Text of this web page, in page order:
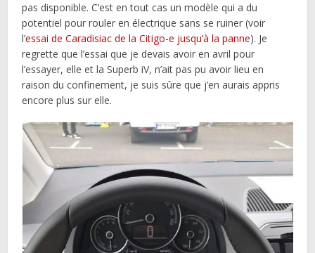
pas disponible. C’est en tout cas un modèle qui a du
potentiel pour rouler en électrique sans se ruiner (voir
l’essai de Caradisiac de la Citigo-e jusqu’à la panne). Je
regrette que l’essai que je devais avoir en avril pour
l’essayer, elle et la Superb iV, n’ait pas pu avoir lieu en
raison du confinement, je suis sûre que j’en aurais appris
encore plus sur elle.